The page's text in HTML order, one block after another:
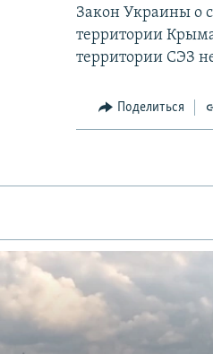
Закон Украины о
территории Крыма
территории СЭЗ
Поделиться